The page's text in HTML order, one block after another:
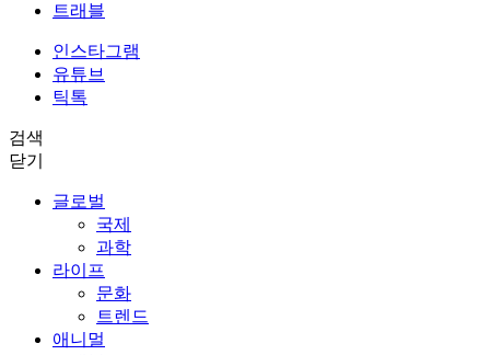
트래블
인스타그램
유튜브
틱톡
검색
닫기
글로벌
국제
과학
라이프
문화
트렌드
애니멀